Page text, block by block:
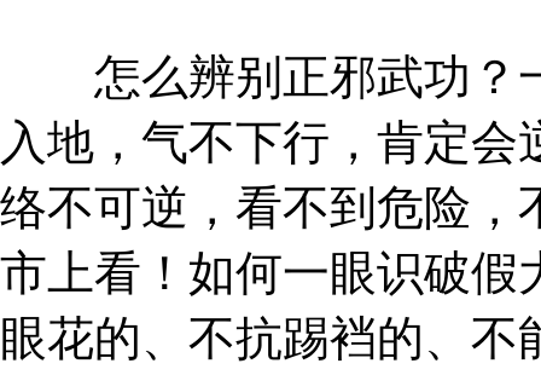
怎么辨别正邪武功？
入地，气不下行，肯定
络不可逆，看不到危险，
市上看！如何一眼识破假
眼花的、不抗踢裆的、